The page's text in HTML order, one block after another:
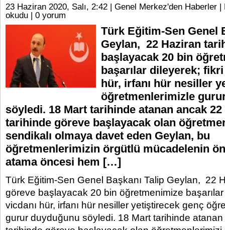
23 Haziran 2020, Salı, 2:42 | Genel Merkez'den Haberler |
okudu | 0 yorum
Türk Eğitim-Sen Genel
Geylan, 22 Haziran
başlayacak 20 bin
başarılar dileyerek;
hür, irfanı hür nesiller
öğretmenlerimizle
söyledi. 18 Mart tarihinde atanan ancak
tarihinde göreve başlayacak olan
sendikalı olmaya davet eden Geylan, bu
öğretmenlerimizin örgütlü mücadelenin
atama öncesi hem […]
Türk Eğitim-Sen Genel Başkanı Talip Geylan, 22
göreve başlayacak 20 bin öğretmenimize
vicdanı hür, irfanı hür nesiller yetiştirecek genç
gurur duyduğunu söyledi. 18 Mart tarihinde